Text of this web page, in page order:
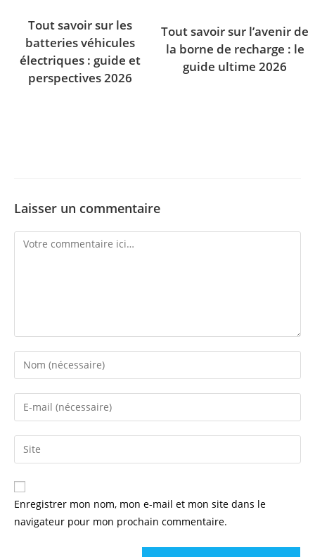
Tout savoir sur les
batteries véhicules
électriques : guide et
perspectives 2026
Tout savoir sur l’avenir de
la borne de recharge : le
guide ultime 2026
Laisser un commentaire
Enregistrer mon nom, mon e-mail et mon site dans le
navigateur pour mon prochain commentaire.